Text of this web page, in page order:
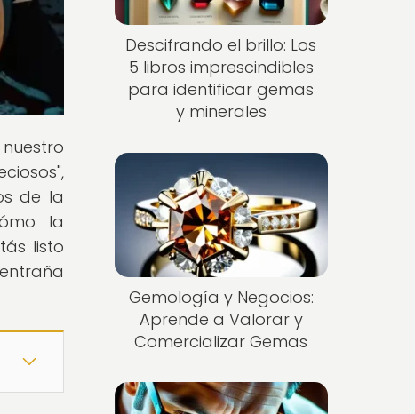
de la
la
listo
Descifrando el brillo: Los
5 libros imprescindibles
para identificar gemas
y minerales
Gemología y Negocios:
Aprende a Valorar y
Comercializar Gemas